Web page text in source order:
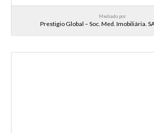
Mediado por
Prestigio Global – Soc. Med. Imobiliária.